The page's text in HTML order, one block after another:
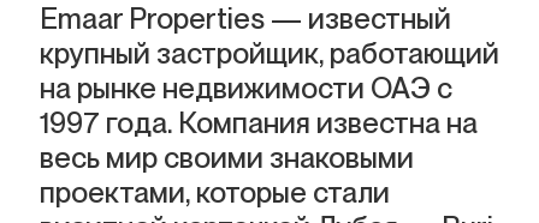
Emaar Properties — известный
крупный застройщик, работающий
на рынке недвижимости ОАЭ с
1997 года. Компания известна на
весь мир своими знаковыми
проектами, которые стали